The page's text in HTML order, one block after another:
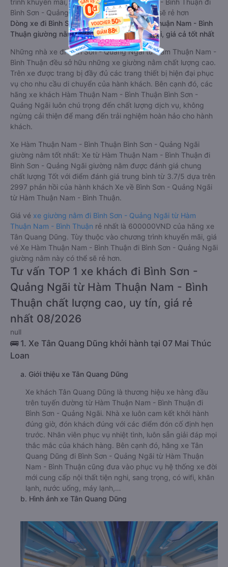
trình khuyến mãi, giá vé Xe Hàm Thuận Nam - Bình Thuận đi
Bình Sơn - Quảng Ngãi limousine này có thể sẽ rẻ hơn
Dòng xe đi Bình Sơn - Quảng Ngãi từ Hàm Thuận Nam - Bình
Thuận giường nằm chất lượng cao: Thoải mái, giá cả tốt nhất
Những nhà xe đi Bình Sơn - Quảng Ngãi từ Hàm Thuận Nam -
Bình Thuận đều sở hữu những xe giường nằm chất lượng cao.
Trên xe được trang bị đầy đủ các trang thiết bị hiện đại phục
vụ cho nhu cầu di chuyển của hành khách. Bên cạnh đó, các
hãng xe khách Hàm Thuận Nam - Bình Thuận Bình Sơn -
Quảng Ngãi luôn chú trọng đến chất lượng dịch vụ, không
ngừng cải thiện để mang đến trải nghiệm hoàn hảo cho hành
khách.
Xe Hàm Thuận Nam - Bình Thuận Bình Sơn - Quảng Ngãi
giường nằm tốt nhất: Xe từ Hàm Thuận Nam - Bình Thuận đi
Bình Sơn - Quảng Ngãi giường nằm được đánh giá chung
chất lượng Tốt với điểm đánh giá trung bình từ 3.7/5 dựa trên
2997 phản hồi của hành khách Xe về Bình Sơn - Quảng Ngãi
từ Hàm Thuận Nam - Bình Thuận.
Giá vé xe giường nằm đi Bình Sơn - Quảng Ngãi từ Hàm
Thuận Nam - Bình Thuận rẻ nhất là 600000VND của hãng xe
Tân Quang Dũng. Tùy thuộc vào chương trình khuyến mãi, giá
vé Xe Hàm Thuận Nam - Bình Thuận đi Bình Sơn - Quảng Ngãi
giường nằm này có thể sẽ rẻ hơn.
Tư vấn TOP 1 xe khách đi Bình Sơn -
Quảng Ngãi từ Hàm Thuận Nam - Bình
Thuận chất lượng cao, uy tín, giá rẻ
nhất 08/2026
null
🚌 1. Xe Tân Quang Dũng khởi hành tại 07 Mai Thúc
Loan
a. Giới thiệu xe Tân Quang Dũng
Xe khách Tân Quang Dũng là thương hiệu xe hàng đầu
trên tuyến đường từ Hàm Thuận Nam - Bình Thuận đi
Bình Sơn - Quảng Ngãi. Nhà xe luôn cam kết khởi hành
đúng giờ, đón khách đúng với các điểm đón cố định hẹn
trước. Nhân viên phục vụ nhiệt tình, luôn sẵn giải đáp mọi
thắc mắc của khách hàng. Bên cạnh đó, hãng xe Tân
Quang Dũng đi Bình Sơn - Quảng Ngãi từ Hàm Thuận
Nam - Bình Thuận cũng đưa vào phục vụ hệ thống xe đời
mới cung cấp nội thất tiện nghi, sang trọng, có wifi, khăn
lạnh, nước uống, máy lạnh,…
b. Hình ảnh xe Tân Quang Dũng